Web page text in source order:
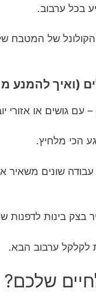
בכל ערבוב.
של המטבח
גושים או אזורי
הכי מלחיץ.
שונים
בצק בינות
לקלקל ערבוב הבא.
שלכם?